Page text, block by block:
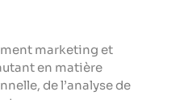
marketing et
en matière
de l’analyse de